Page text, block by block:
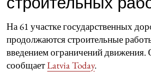
На 61 участке государственных
продолжаются строительные
введением ограничений движения.
сообщаетLatvia Today.